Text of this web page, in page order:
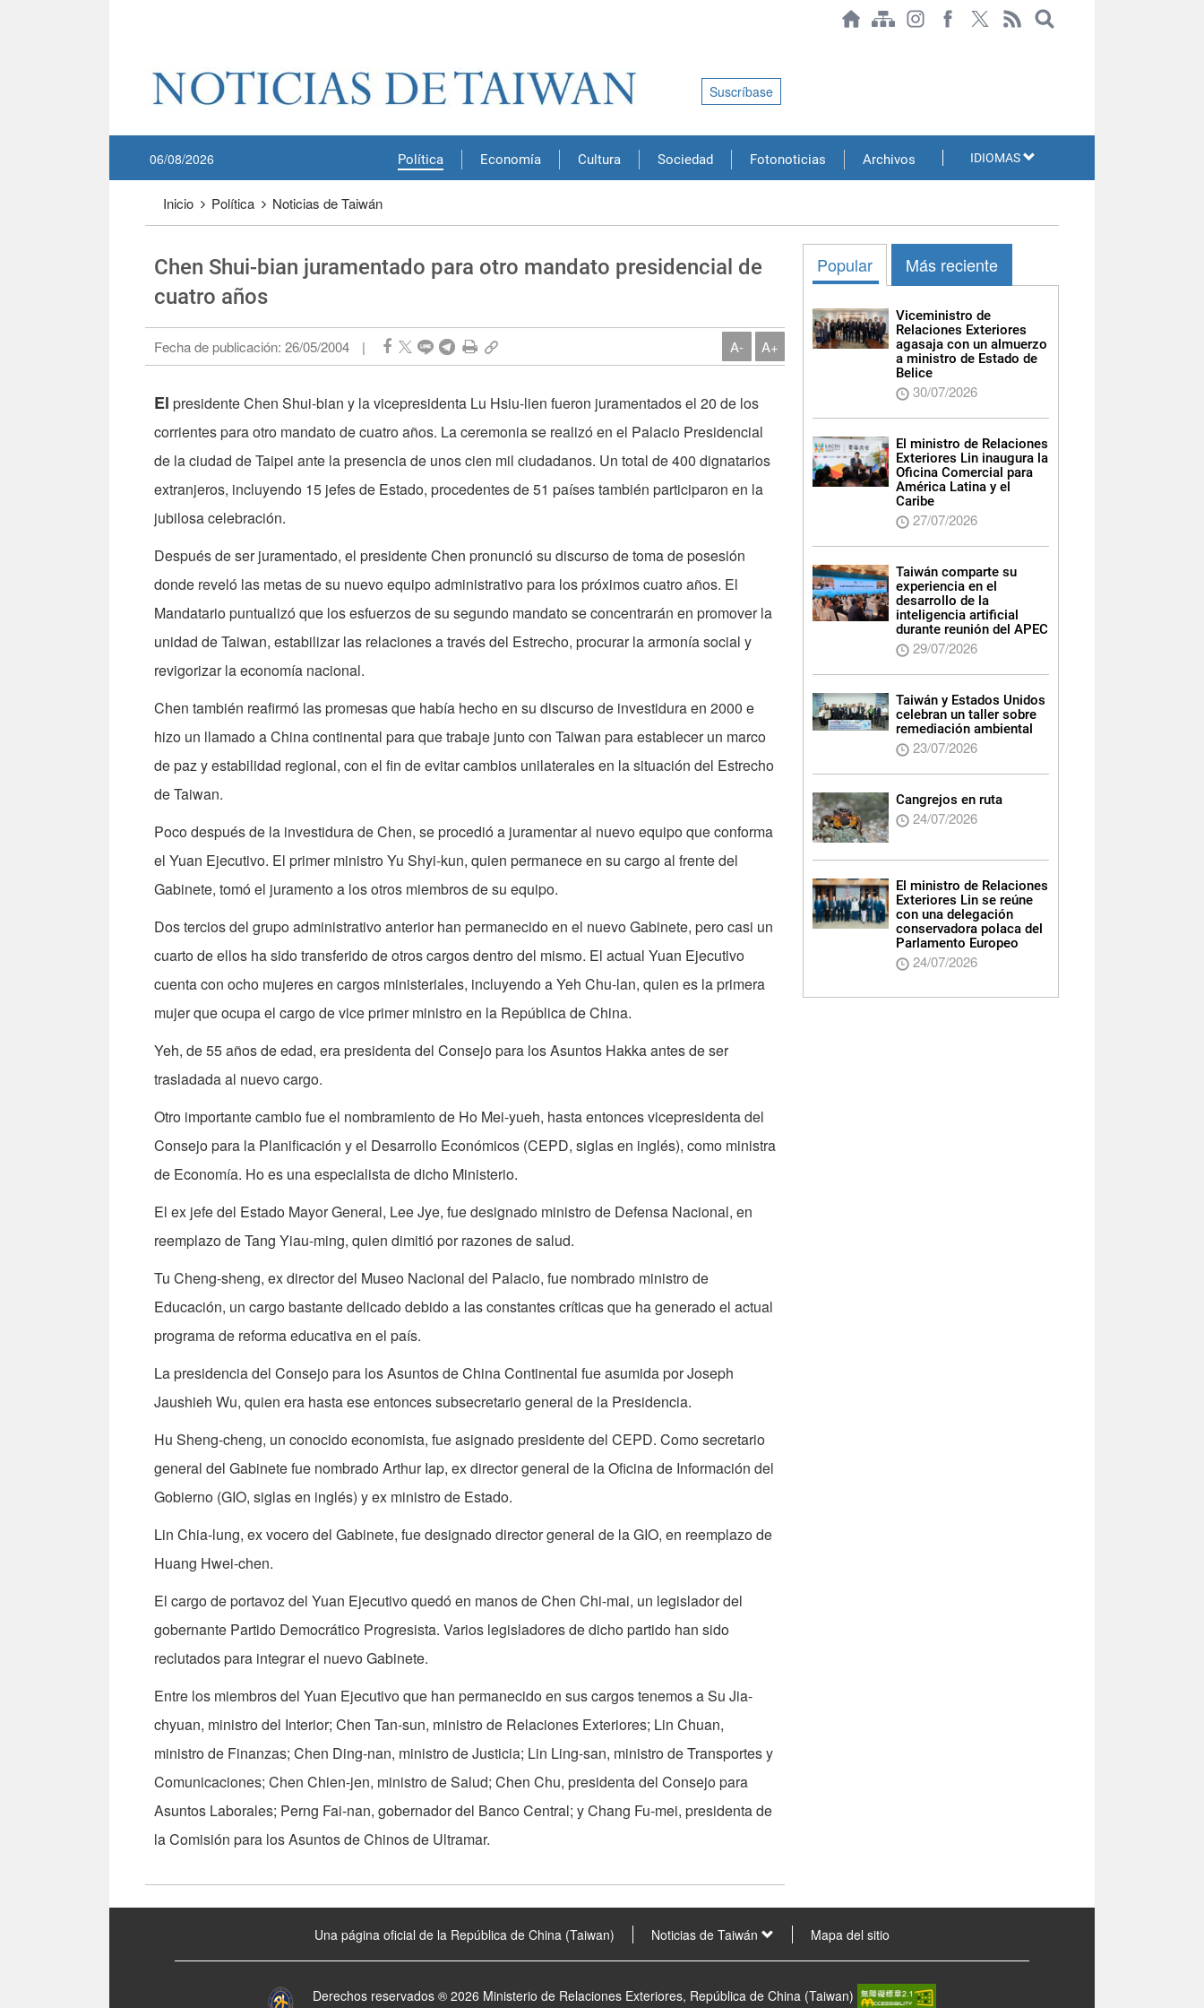
Política Economía Cultura Sociedad Fotonoticias Archivos
06/08/2026
Suscríbase
IDIOMAS
Inicio Política Noticias de Taiwán
Chen Shui-bian juramentado para otro mandato presidencial de
cuatro años
Fecha de publicación: 26/05/2004 | A- A+
El presidente Chen Shui-bian y la vicepresidenta Lu Hsiu-lien fueron juramentados el 20 de los
corrientes para otro mandato de cuatro años. La ceremonia se realizó en el Palacio Presidencial
de la ciudad de Taipei ante la presencia de unos cien mil ciudadanos. Un total de 400 dignatarios
extranjeros, incluyendo 15 jefes de Estado, procedentes de 51 países también participaron en la
jubilosa celebración.
Después de ser juramentado, el presidente Chen pronunció su discurso de toma de posesión
donde reveló las metas de su nuevo equipo administrativo para los próximos cuatro años. El
Mandatario puntualizó que los esfuerzos de su segundo mandato se concentrarán en promover la
unidad de Taiwan, estabilizar las relaciones a través del Estrecho, procurar la armonía social y
revigorizar la economía nacional.
Chen también reafirmó las promesas que había hecho en su discurso de investidura en 2000 e
hizo un llamado a China continental para que trabaje junto con Taiwan para establecer un marco
de paz y estabilidad regional, con el fin de evitar cambios unilaterales en la situación del Estrecho
de Taiwan.
Poco después de la investidura de Chen, se procedió a juramentar al nuevo equipo que conforma
el Yuan Ejecutivo. El primer ministro Yu Shyi-kun, quien permanece en su cargo al frente del
Gabinete, tomó el juramento a los otros miembros de su equipo.
Dos tercios del grupo administrativo anterior han permanecido en el nuevo Gabinete, pero casi un
cuarto de ellos ha sido transferido de otros cargos dentro del mismo. El actual Yuan Ejecutivo
cuenta con ocho mujeres en cargos ministeriales, incluyendo a Yeh Chu-lan, quien es la primera
mujer que ocupa el cargo de vice primer ministro en la República de China.
Yeh, de 55 años de edad, era presidenta del Consejo para los Asuntos Hakka antes de ser
trasladada al nuevo cargo.
Otro importante cambio fue el nombramiento de Ho Mei-yueh, hasta entonces vicepresidenta del
Consejo para la Planificación y el Desarrollo Económicos (CEPD, siglas en inglés), como ministra
de Economía. Ho es una especialista de dicho Ministerio.
El ex jefe del Estado Mayor General, Lee Jye, fue designado ministro de Defensa Nacional, en
reemplazo de Tang Yiau-ming, quien dimitió por razones de salud.
Tu Cheng-sheng, ex director del Museo Nacional del Palacio, fue nombrado ministro de
Educación, un cargo bastante delicado debido a las constantes críticas que ha generado el actual
programa de reforma educativa en el país.
La presidencia del Consejo para los Asuntos de China Continental fue asumida por Joseph
Jaushieh Wu, quien era hasta ese entonces subsecretario general de la Presidencia.
Hu Sheng-cheng, un conocido economista, fue asignado presidente del CEPD. Como secretario
general del Gabinete fue nombrado Arthur Iap, ex director general de la Oficina de Información del
Gobierno (GIO, siglas en inglés) y ex ministro de Estado.
Lin Chia-lung, ex vocero del Gabinete, fue designado director general de la GIO, en reemplazo de
Huang Hwei-chen.
El cargo de portavoz del Yuan Ejecutivo quedó en manos de Chen Chi-mai, un legislador del
gobernante Partido Democrático Progresista. Varios legisladores de dicho partido han sido
reclutados para integrar el nuevo Gabinete.
Entre los miembros del Yuan Ejecutivo que han permanecido en sus cargos tenemos a Su Jia-
chyuan, ministro del Interior; Chen Tan-sun, ministro de Relaciones Exteriores; Lin Chuan,
ministro de Finanzas; Chen Ding-nan, ministro de Justicia; Lin Ling-san, ministro de Transportes y
Comunicaciones; Chen Chien-jen, ministro de Salud; Chen Chu, presidenta del Consejo para
Asuntos Laborales; Perng Fai-nan, gobernador del Banco Central; y Chang Fu-mei, presidenta de
la Comisión para los Asuntos de Chinos de Ultramar.
Popular Más reciente
Viceministro de
Relaciones Exteriores
agasaja con un almuerzo
a ministro de Estado de
Belice
30/07/2026
El ministro de Relaciones
Exteriores Lin inaugura la
Oficina Comercial para
América Latina y el
Caribe
27/07/2026
Taiwán comparte su
experiencia en el
desarrollo de la
inteligencia artificial
durante reunión del APEC
29/07/2026
Taiwán y Estados Unidos
celebran un taller sobre
remediación ambiental
23/07/2026
Cangrejos en ruta
24/07/2026
El ministro de Relaciones
Exteriores Lin se reúne
con una delegación
conservadora polaca del
Parlamento Europeo
24/07/2026
Una página oficial de la República de China (Taiwan) Noticias de Taiwán Mapa del sitio
Derechos reservados ® 2026 Ministerio de Relaciones Exteriores, República de China (Taiwan)